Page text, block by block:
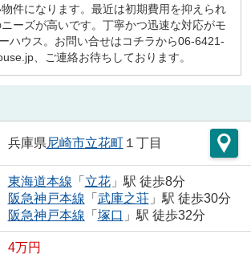
件になります。最近は初期費用を抑えられ
ーズが高いです。丁寧かつ迅速な対応がモ
ハウス。お問い合せはコチラから06-6421-
、ご連絡お待ちしております。
兵庫県尼崎市立花町１丁目
東海道本線 「 立花」駅 徒歩8分
阪急神戸本線 「 武庫之荘」駅 徒歩30分
阪急神戸本線 「 塚口 」駅 徒歩32分
4万円